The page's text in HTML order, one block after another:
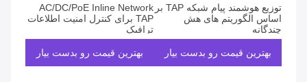
توزیع هوشمند پیام شبکه TAP بر
اساس الگوریتم های هش
چندگانه
بهترین قیمت رو بدست بیار
AC/DC/PoE Inline Network
TAP برای کنترل امنیت اطلاعات
ترافیک
بهترین قیمت رو بدست بیار